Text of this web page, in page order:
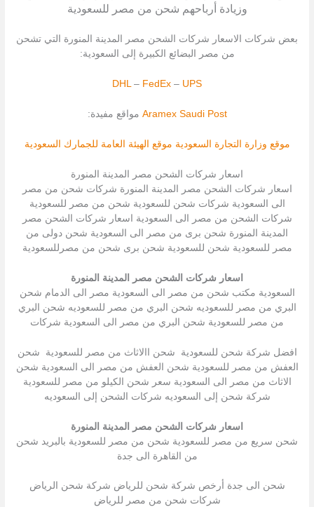
وزيادة أرباحهم شحن من مصر للسعودية
بعض شركات الاسعار شركات الشحن مصر المدينة المنورة التي تشحن
من مصر البضائع الكبيرة إلى السعودية:
DHL – FedEx – UPS
Aramex Saudi Post مواقع مفيدة:
موقع وزارة التجارة السعودية موقع الهيئة العامة للجمارك السعودية
اسعار شركات الشحن مصر المدينة المنورة
اسعار شركات الشحن مصر المدينة المنورة شركات شحن من مصر
الى السعودية شركات شحن للسعودية شحن من مصر للسعودية
شركات الشحن من مصر الى السعودية اسعار شركات الشحن مصر
المدينة المنورة شحن برى من مصر الى السعودية شحن دولى من
مصر للسعودية شحن للسعودية شحن برى شحن من مصرللسعودية
اسعار شركات الشحن مصر المدينة المنورة
السعودية مكتب شحن من مصر الى السعودية مصر الى الدمام شحن
البري من مصر للسعوديه شحن البري من مصر للسعوديه شحن البري
من مصر للسعودية شحن البري من مصر الى السعودية شركات
افضل شركة شحن للسعودية شحن االاثاث من مصر للسعودية شحن
العفش من مصر للسعودية شحن العفش من مصر الى السعودية شحن
الاثاث من مصر الى السعودية سعر شحن الكيلو من مصر للسعودية
شركة شحن إلى السعوديه شركات الشحن إلى السعوديه
اسعار شركات الشحن مصر المدينة المنورة
شحن سريع من مصر للسعودية شحن من مصر للسعودية بالبريد شحن
من القاهرة الى جدة
شحن الى جدة أرخص شركة شحن للرياض شركة شحن الرياض
شركات شحن من مصر للرياض